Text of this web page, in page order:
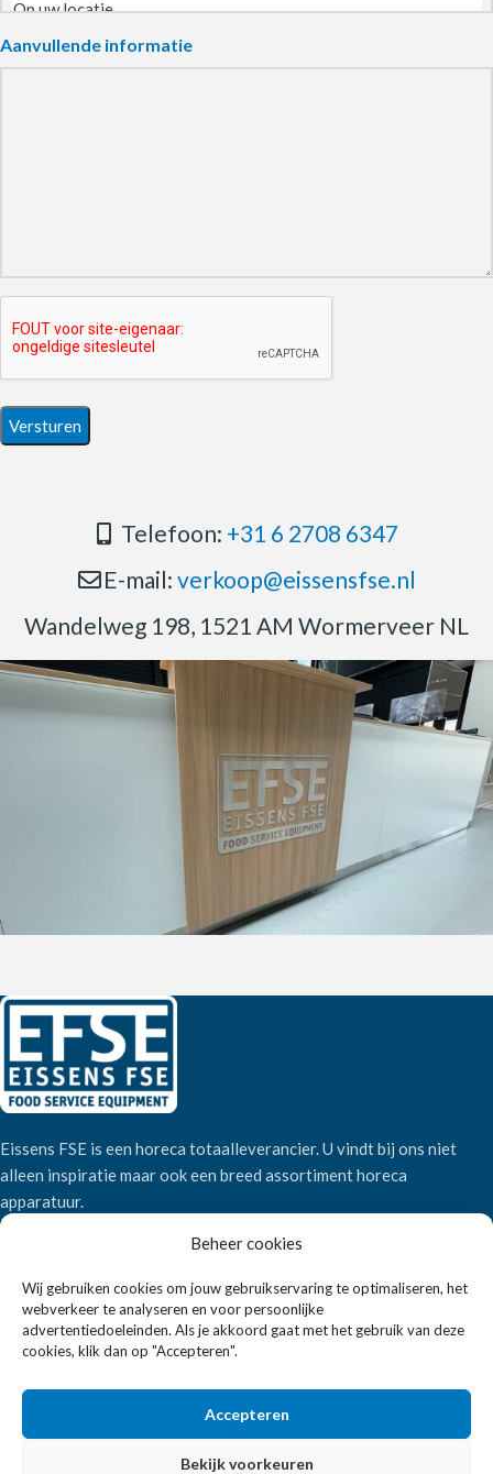
Beheer cookies
Wij gebruiken cookies om jouw gebruikservaring te optimaliseren, het
webverkeer te analyseren en voor persoonlijke
advertentiedoeleinden. Als je akkoord gaat met het gebruik van deze
cookies, klik dan op "Accepteren".
Accepteren
Bekijk voorkeuren
Aanvullende informatie
Telefoon: +31 6 2708 6347
E-mail: verkoop@eissensfse.nl
Wandelweg 198, 1521 AM Wormerveer NL
Eissens FSE is een horeca totaalleverancier. U vindt bij ons niet
alleen inspiratie maar ook een breed assortiment horeca
apparatuur.
Telefoon:+31 6 2708 6347
E-mail:verkoop@eissensfse.nl
Over ons